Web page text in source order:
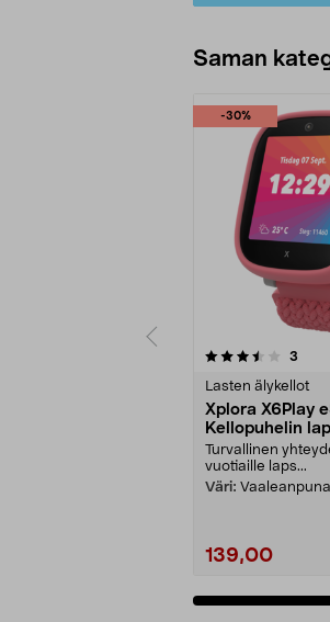
Saman
-30%
3
Lasten älykellot
Xplora X6Play
Kellopuhelin
Turvallinen
vuotiaille laps...
Väri:
139,00
3.5